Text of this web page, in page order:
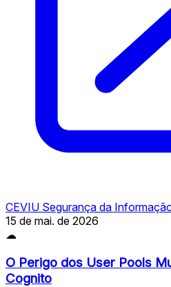
CEVIU Segurança da
15 de mai. de 2026
☁
O Perigo dos User Pools
Cognito